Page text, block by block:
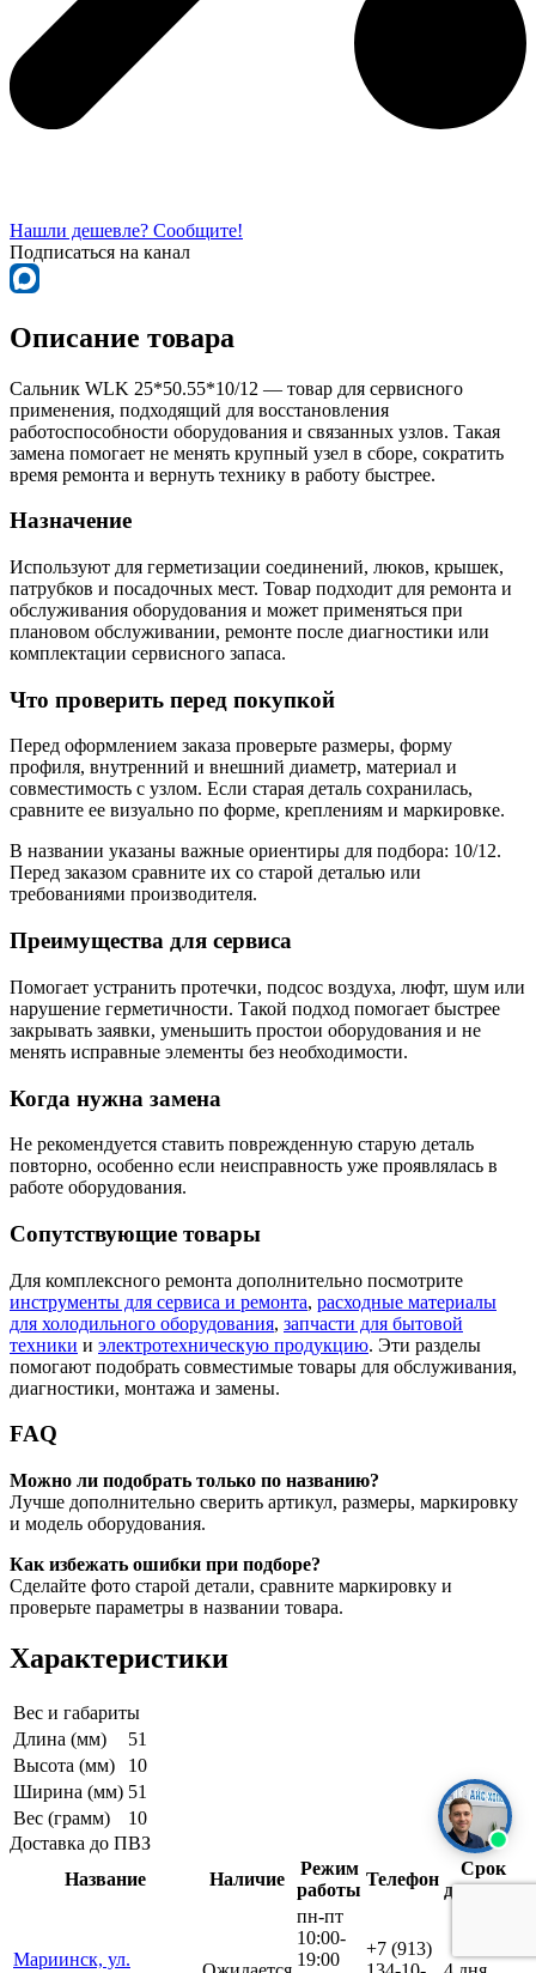
Нашли дешевле? Сообщите!
Подписаться на канал
Описание товара
Сальник WLK 25*50.55*10/12 — товар для сервисного
применения, подходящий для восстановления
работоспособности оборудования и связанных узлов. Такая
замена помогает не менять крупный узел в сборе, сократить
время ремонта и вернуть технику в работу быстрее.
Назначение
Используют для герметизации соединений, люков, крышек,
патрубков и посадочных мест. Товар подходит для ремонта и
обслуживания оборудования и может применяться при
плановом обслуживании, ремонте после диагностики или
комплектации сервисного запаса.
Что проверить перед покупкой
Перед оформлением заказа проверьте размеры, форму
профиля, внутренний и внешний диаметр, материал и
совместимость с узлом. Если старая деталь сохранилась,
сравните ее визуально по форме, креплениям и маркировке.
В названии указаны важные ориентиры для подбора: 10/12.
Перед заказом сравните их со старой деталью или
требованиями производителя.
Преимущества для сервиса
Помогает устранить протечки, подсос воздуха, люфт, шум или
нарушение герметичности. Такой подход помогает быстрее
закрывать заявки, уменьшить простои оборудования и не
менять исправные элементы без необходимости.
Когда нужна замена
Не рекомендуется ставить поврежденную старую деталь
повторно, особенно если неисправность уже проявлялась в
работе оборудования.
Сопутствующие товары
Для комплексного ремонта дополнительно посмотрите
инструменты для сервиса и ремонта, расходные материалы
для холодильного оборудования, запчасти для бытовой
техники и электротехническую продукцию. Эти разделы
помогают подобрать совместимые товары для обслуживания,
диагностики, монтажа и замены.
FAQ
Можно ли подобрать только по названию?
Лучше дополнительно сверить артикул, размеры, маркировку
и модель оборудования.
Как избежать ошибки при подборе?
Сделайте фото старой детали, сравните маркировку и
проверьте параметры в названии товара.
Характеристики
Вес и габариты
Длина (мм)
51
Высота (мм)
10
Ширина (мм) 51
Вес (грамм)
10
Доставка до ПВЗ
Название
Наличие
Режим
работы
Телефон
Срок
доставки
Мариинск, ул.
пн-пт
10:00-
19:00
+7 (913)